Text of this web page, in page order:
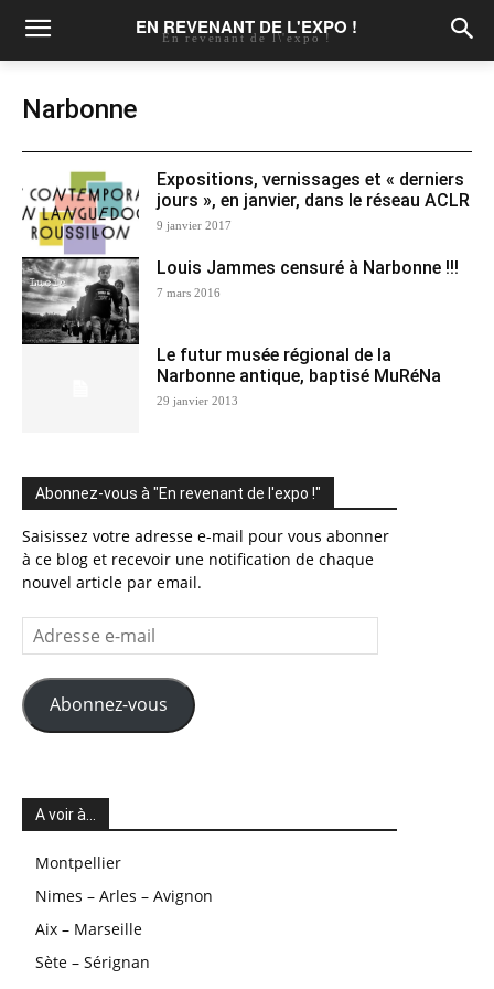
EN REVENANT DE L'EXPO !
En revenant de l\'expo !
Narbonne
Expositions, vernissages et « derniers
jours », en janvier, dans le réseau ACLR
9 janvier 2017
Louis Jammes censuré à Narbonne !!!
7 mars 2016
Le futur musée régional de la
Narbonne antique, baptisé MuRéNa
29 janvier 2013
Abonnez-vous à "En revenant de l'expo !"
Saisissez votre adresse e-mail pour vous abonner
à ce blog et recevoir une notification de chaque
nouvel article par email.
Adresse
e-
mail
Abonnez-vous
A voir à…
Montpellier
Nimes – Arles – Avignon
Aix – Marseille
Sète – Sérignan